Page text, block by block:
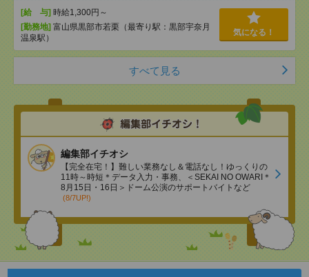
[給 与] 時給1,300円～
[勤務地] 富山県黒部市若栗（最寄り駅：黒部宇奈月
温泉駅）
気になる！
すべて見る
編集部イチオシ
【完全在宅！】難しい業務なし＆電話なし！ゆっくりの
11時～時短＊データ入力・事務、＜SEKAI NO OWARI＊
8月15日・16日＞ドーム公演のサポートバイトなど
(8/7UP!)